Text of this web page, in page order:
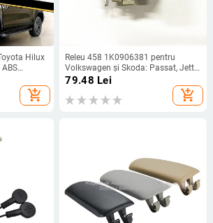
Hilux
iluminare:
add_shopping_cart
Releu 458 1K0906381 pentru
Volkswagen și Skoda: Passat, Jetta,
Golf, Touran, Scirocco, Caddy; Polo,
79.48 Lei
add_shopping_cart